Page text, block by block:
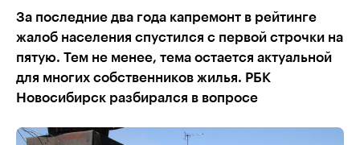
За последние два года капремонт в рейтинге
жалоб населения спустился с первой строчки на
пятую. Тем не менее, тема остается актуальной
для многих собственников жилья. РБК
Новосибирск разбирался в вопросе